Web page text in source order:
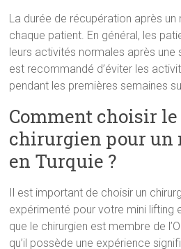
La durée de récupération après un
chaque patient. En général, les
leurs activités normales après une
est recommandé d’éviter les
pendant les premières semaines
Comment choisir
chirurgien pour
en Turquie ?
Il est important de choisir un
expérimenté pour votre mini lifting
que le chirurgien est membre de
qu’il possède une expérience